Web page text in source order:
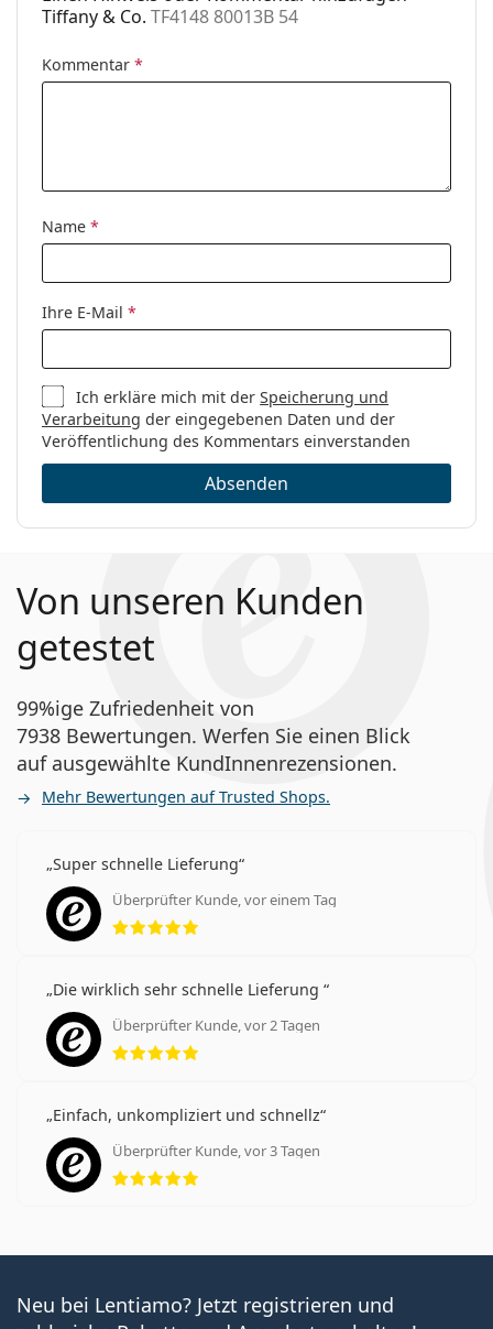
Tiffany & Co. TF4148 80013B 54
Kommentar *
Name *
Ihre E-Mail *
Ich erkläre mich mit derSpeicherung und
Verarbeitung der eingegebenen Daten und der
Veröffentlichung des Kommentars einverstanden
Absenden
Von unseren Kunden
getestet
99%ige Zufriedenheit von
7938 Bewertungen. Werfen Sie einen Blick
auf ausgewählte KundInnenrezensionen.
Mehr Bewertungen auf Trusted Shops.
Super schnelle Lieferung
Überprüfter Kunde, vor einem Tag
Bewertung 5 aus 5
Die wirklich sehr schnelle Lieferung
Überprüfter Kunde, vor 2 Tagen
Bewertung 5 aus 5
Einfach, unkompliziert und schnellz
Überprüfter Kunde, vor 3 Tagen
Bewertung 5 aus 5
Neu bei Lentiamo? Jetzt registrieren und